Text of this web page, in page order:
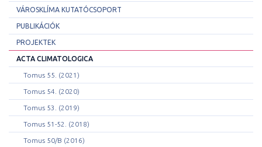
VÁROSKLÍMA KUTATÓCSOPORT
PUBLIKÁCIÓK
PROJEKTEK
ACTA CLIMATOLOGICA
Tomus 55. (2021)
Tomus 54. (2020)
Tomus 53. (2019)
Tomus 51-52. (2018)
Tomus 50/B (2016)